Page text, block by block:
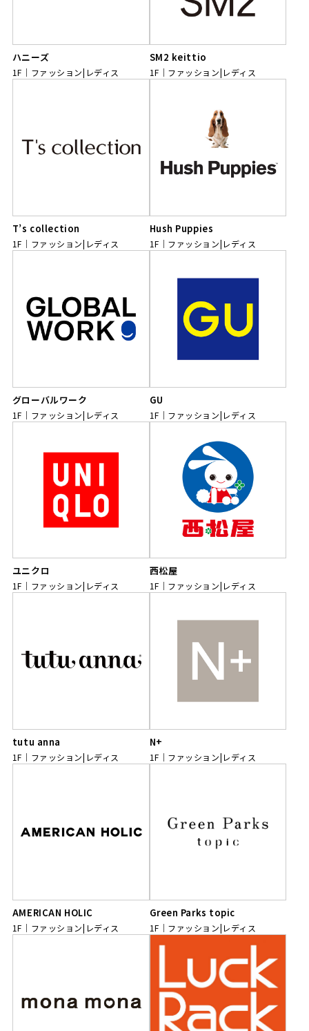
ハニーズ
1F ファッション|レディス
SM2 keittio
1F ファッション|レディス
T’s collection
1F ファッション|レディス
Hush Puppies
1F ファッション|レディス
グローバルワーク
1F ファッション|レディス
GU
1F ファッション|レディス
ユニクロ
1F ファッション|レディス
西松屋
1F ファッション|レディス
tutu anna
1F ファッション|レディス
N+
1F ファッション|レディス
AMERICAN HOLIC
1F ファッション|レディス
Green Parks topic
1F ファッション|レディス